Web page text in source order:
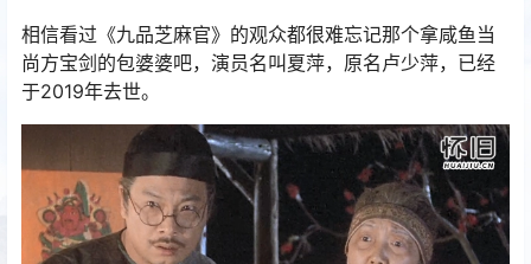
相信看过《九品芝麻官》的观众都很难忘记那个拿咸鱼当
尚方宝剑的包婆婆吧，演员名叫夏萍，原名卢少萍，已经
于2019年去世。